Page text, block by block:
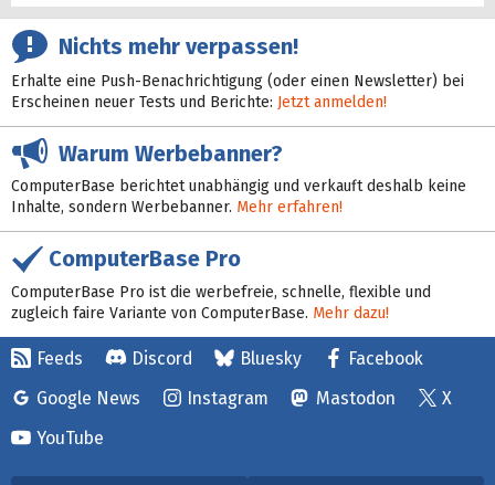
Nichts mehr verpassen!
Erhalte eine Push-Benachrichtigung (oder einen Newsletter) bei
Erscheinen neuer Tests und Berichte: Jetzt anmelden!
Warum Werbebanner?
ComputerBase berichtet unabhängig und verkauft deshalb keine
Inhalte, sondern Werbebanner. Mehr erfahren!
ComputerBase Pro
ComputerBase Pro ist die werbefreie, schnelle, flexible und
zugleich faire Variante von ComputerBase. Mehr dazu!
Feeds Discord Bluesky
Facebook
Google News
Instagram Mastodon
X
YouTube